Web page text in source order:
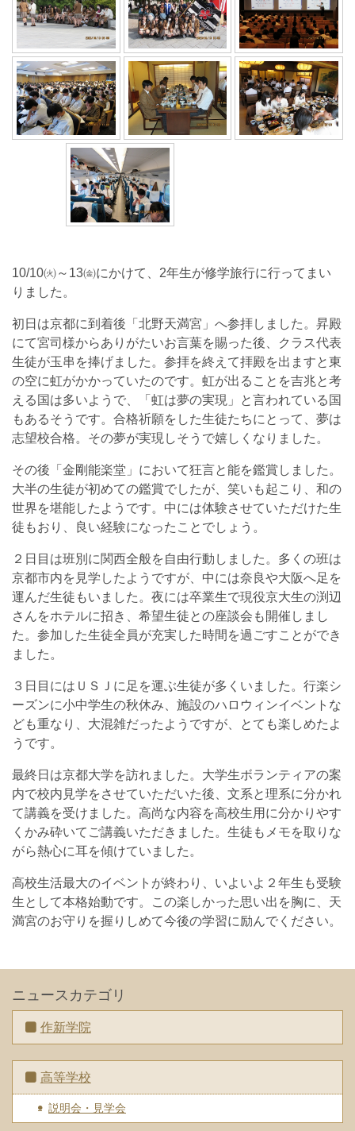
10/10㈫～13㈮にかけて、2年生が修学旅行に行ってまい
りました。
初日は京都に到着後「北野天満宮」へ参拝しました。昇殿
にて宮司様からありがたいお言葉を賜った後、クラス代表
生徒が玉串を捧げました。参拝を終えて拝殿を出ますと東
の空に虹がかかっていたのです。虹が出ることを吉兆と考
える国は多いようで、「虹は夢の実現」と言われている国
もあるそうです。合格祈願をした生徒たちにとって、夢は
志望校合格。その夢が実現しそうで嬉しくなりました。
その後「金剛能楽堂」において狂言と能を鑑賞しました。
大半の生徒が初めての鑑賞でしたが、笑いも起こり、和の
世界を堪能したようです。中には体験させていただけた生
徒もおり、良い経験になったことでしょう。
２日目は班別に関西全般を自由行動しました。多くの班は
京都市内を見学したようですが、中には奈良や大阪へ足を
運んだ生徒もいました。夜には卒業生で現役京大生の渕辺
さんをホテルに招き、希望生徒との座談会も開催しまし
た。参加した生徒全員が充実した時間を過ごすことができ
ました。
３日目にはＵＳＪに足を運ぶ生徒が多くいました。行楽シ
ーズンに小中学生の秋休み、施設のハロウィンイベントな
ども重なり、大混雑だったようですが、とても楽しめたよ
うです。
最終日は京都大学を訪れました。大学生ボランティアの案
内で校内見学をさせていただいた後、文系と理系に分かれ
て講義を受けました。高尚な内容を高校生用に分かりやす
くかみ砕いてご講義いただきました。生徒もメモを取りな
がら熱心に耳を傾けていました。
高校生活最大のイベントが終わり、いよいよ２年生も受験
生として本格始動です。この楽しかった思い出を胸に、天
満宮のお守りを握りしめて今後の学習に励んでください。
ニュースカテゴリ
作新学院
高等学校
説明会・見学会